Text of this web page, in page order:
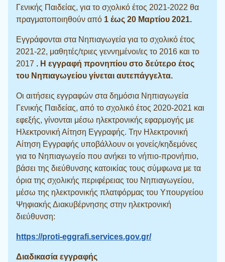
Γενικής Παιδείας, για το σχολικό έτος 2021-2022 θα
πραγματοποιηθούν από 1 έως 20 Μαρτίου 2021.
Εγγράφονται στα Νηπιαγωγεία για το σχολικό έτος
2021-22, μαθητές/τριες γεννημένοι/ες το 2016 και το
2017 . Η εγγραφή πρoνηπίου στο δεύτερο έτος
του Νηπιαγωγείου γίνεται αυτεπάγγελτα.
Οι αιτήσεις εγγραφών στα δημόσια Νηπιαγωγεία
Γενικής Παιδείας, από το σχολικό έτος 2020-2021 και
εφεξής, γίνονται μέσω ηλεκτρονικής εφαρμογής με
Ηλεκτρονική Αίτηση Εγγραφής. Την Ηλεκτρονική
Αίτηση Εγγραφής υποβάλλουν οι γονείς/κηδεμόνες
για το Νηπιαγωγείο που ανήκει το νήπιο-προνήπιο,
βάσει της διεύθυνσης κατοικίας τους σύμφωνα με τα
όρια της σχολικής περιφέρειας του Νηπιαγωγείου,
μέσω της ηλεκτρονικής πλατφόρμας του Υπουργείου
Ψηφιακής Διακυβέρνησης στην ηλεκτρονική
διεύθυνση:
https://proti-eggrafi.services.gov.gr/
Διαδικασία εγγραφής